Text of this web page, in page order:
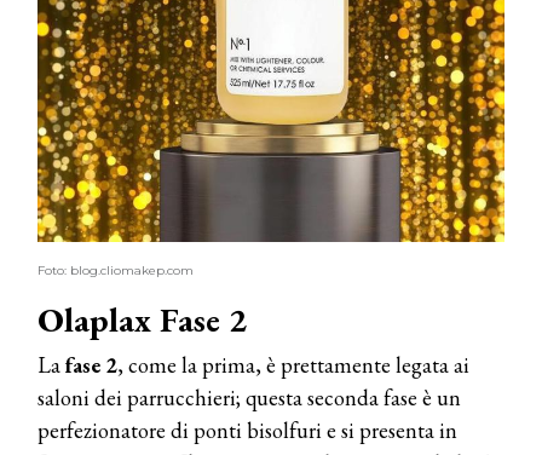
Foto: blog.cliomakep.com
Olaplax Fase 2
Lafase 2, come la prima, è prettamente legata ai
saloni dei parrucchieri; questa seconda fase è un
perfezionatore di ponti bisolfuri e si presenta in